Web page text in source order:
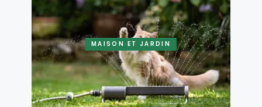
MAISON ET JARDIN